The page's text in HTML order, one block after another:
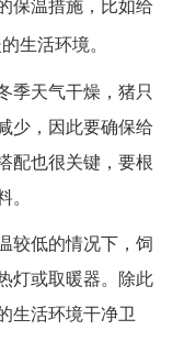
生活环境。
季天气干燥，猪只
少，因此要确保给
配也很关键，要根
较低的情况下，饲
灯或取暖器。除此
生活环境干净卫